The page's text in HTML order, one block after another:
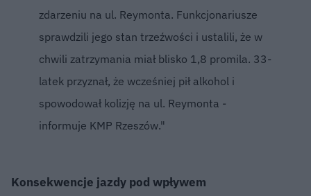
zdarzeniu na ul. Reymonta. Funkcjonariusze
sprawdzili jego stan trzeźwości i ustalili, że w
chwili zatrzymania miał blisko 1,8 promila. 33-
latek przyznał, że wcześniej pił alkohol i
spowodował kolizję na ul. Reymonta -
informuje KMP Rzeszów."
Konsekwencje jazdy pod wpływem